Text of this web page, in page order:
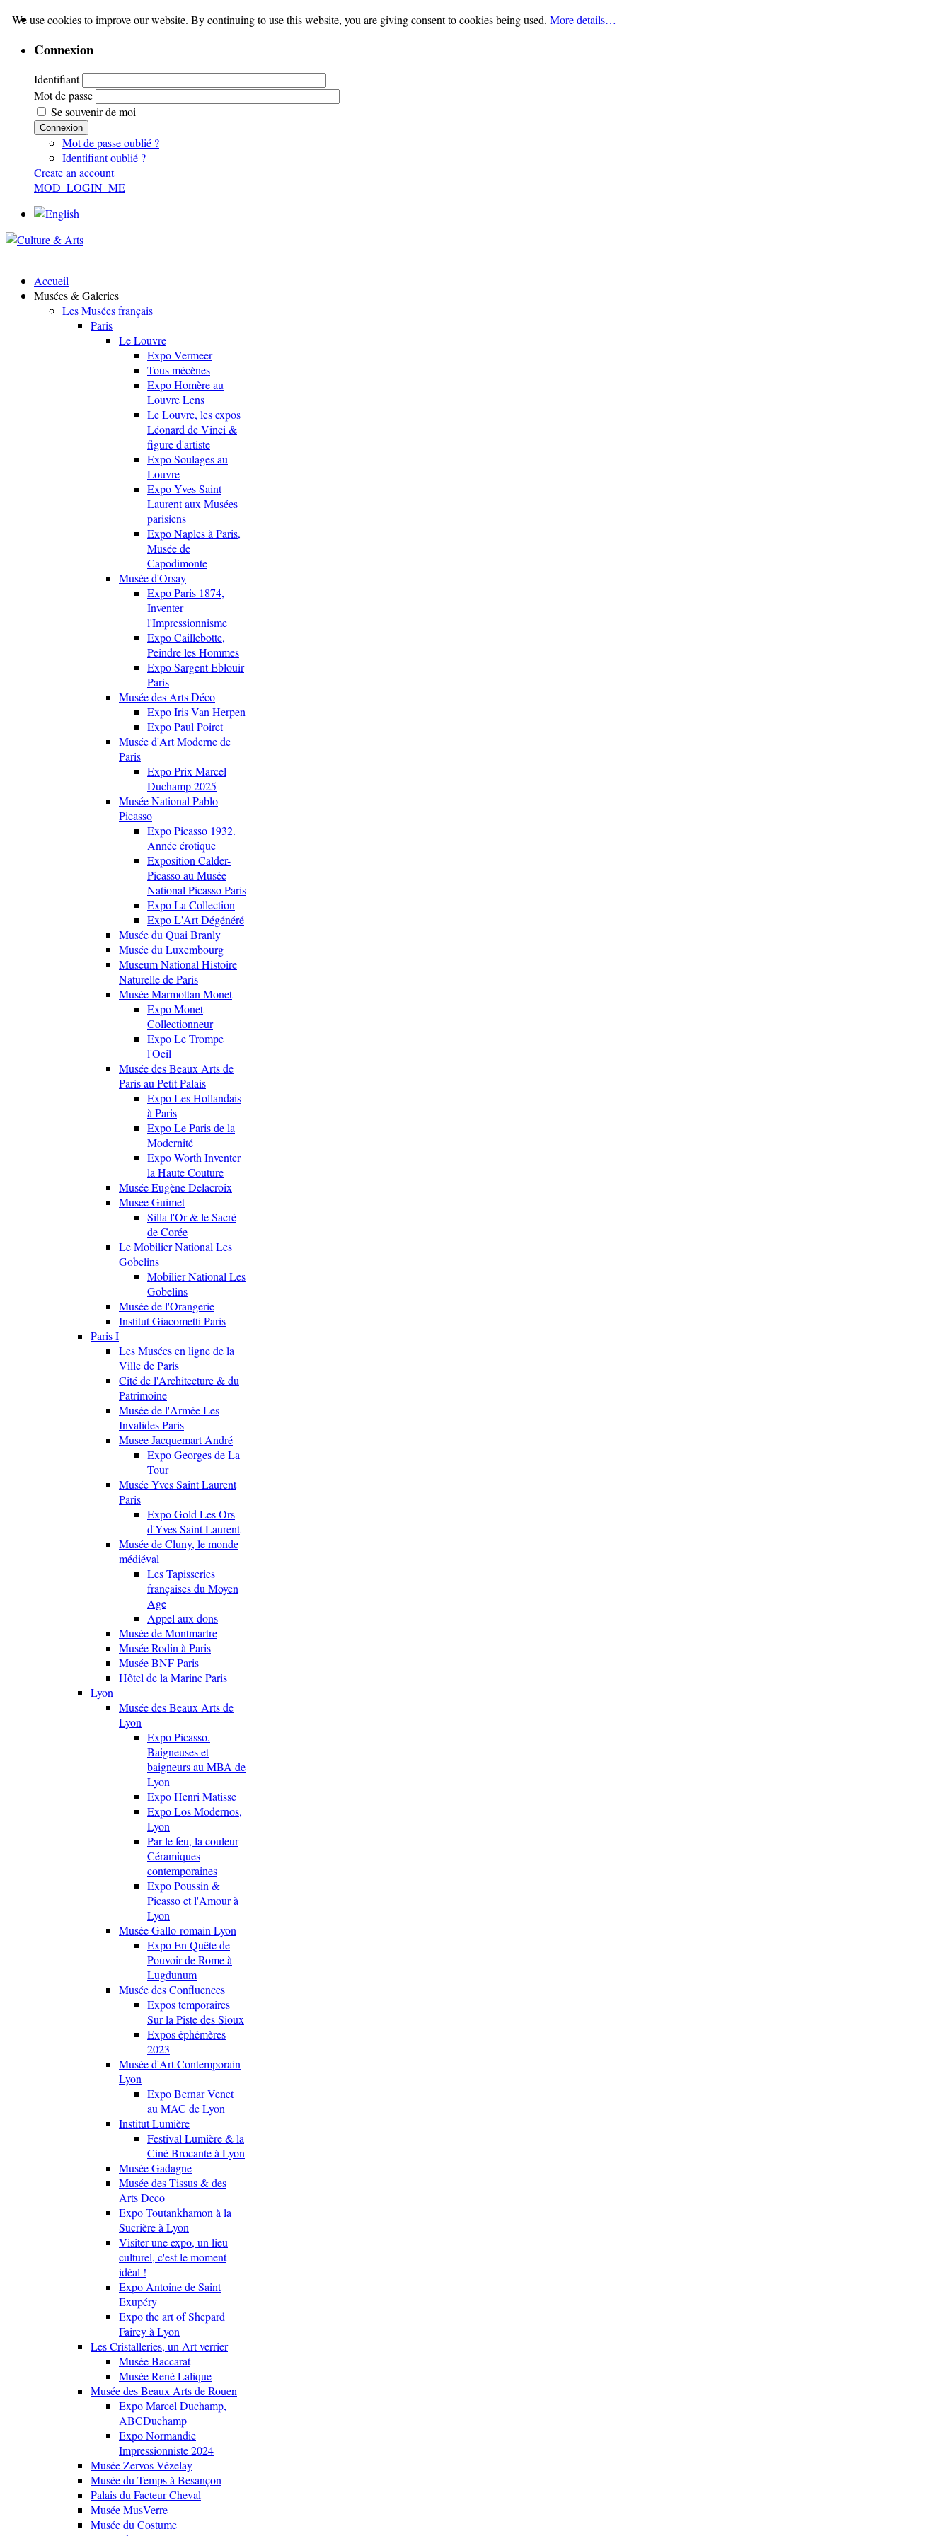
Connexion
Identifiant
Mot de passe
Se souvenir de moi
Connexion
Mot de passe oublié ?
Identifiant oublié ?
Create an account
MOD_LOGIN_ME
Accueil
Musées & Galeries
Les Musées français
Paris
Le Louvre
Expo Vermeer
Tous mécènes
Expo Homère au
Louvre Lens
Le Louvre, les expos
Léonard de Vinci &
figure d'artiste
Expo Soulages au
Louvre
Expo Yves Saint
Laurent aux Musées
parisiens
Expo Naples à Paris,
Musée de
Capodimonte
Musée d'Orsay
Expo Paris 1874,
Inventer
l'Impressionnisme
Expo Caillebotte,
Peindre les Hommes
Expo Sargent Eblouir
Paris
Musée des Arts Déco
Expo Iris Van Herpen
Expo Paul Poiret
Musée d'Art Moderne de
Paris
Expo Prix Marcel
Duchamp 2025
Musée National Pablo
Picasso
Expo Picasso 1932.
Année érotique
Exposition Calder-
Picasso au Musée
National Picasso Paris
Expo La Collection
Expo L'Art Dégénéré
Musée du Quai Branly
Musée du Luxembourg
Museum National Histoire
Naturelle de Paris
Musée Marmottan Monet
Expo Monet
Collectionneur
Expo Le Trompe
l'Oeil
Musée des Beaux Arts de
Paris au Petit Palais
Expo Les Hollandais
à Paris
Expo Le Paris de la
Modernité
Expo Worth Inventer
la Haute Couture
Musée Eugène Delacroix
Musee Guimet
Silla l'Or & le Sacré
de Corée
Le Mobilier National Les
Gobelins
Mobilier National Les
Gobelins
Musée de l'Orangerie
Institut Giacometti Paris
Paris I
Les Musées en ligne de la
Ville de Paris
Cité de l'Architecture & du
Patrimoine
Musée de l'Armée Les
Invalides Paris
Musee Jacquemart André
Expo Georges de La
Tour
Musée Yves Saint Laurent
Paris
Expo Gold Les Ors
d'Yves Saint Laurent
Musée de Cluny, le monde
médiéval
Les Tapisseries
françaises du Moyen
Age
Appel aux dons
Musée de Montmartre
Musée Rodin à Paris
Musée BNF Paris
Hôtel de la Marine Paris
Lyon
Musée des Beaux Arts de
Lyon
Expo Picasso.
Baigneuses et
baigneurs au MBA de
Lyon
Expo Henri Matisse
Expo Los Modernos,
Lyon
Par le feu, la couleur
Céramiques
contemporaines
Expo Poussin &
Picasso et l'Amour à
Lyon
Musée Gallo-romain Lyon
Expo En Quête de
Pouvoir de Rome à
Lugdunum
Musée des Confluences
Expos temporaires
Sur la Piste des Sioux
Expos éphémères
2023
Musée d'Art Contemporain
Lyon
Expo Bernar Venet
au MAC de Lyon
Institut Lumière
Festival Lumière & la
Ciné Brocante à Lyon
Musée Gadagne
Musée des Tissus & des
Arts Deco
Expo Toutankhamon à la
Sucrière à Lyon
Visiter une expo, un lieu
culturel, c'est le moment
idéal !
Expo Antoine de Saint
Exupéry
Expo the art of Shepard
Fairey à Lyon
Les Cristalleries, un Art verrier
Musée Baccarat
Musée René Lalique
Musée des Beaux Arts de Rouen
Expo Marcel Duchamp,
ABCDuchamp
Expo Normandie
Impressionniste 2024
Musée Zervos Vézelay
Musée du Temps à Besançon
Palais du Facteur Cheval
Musée MusVerre
Musée du Costume
We use cookies to improve our website. By continuing to use this website, you are giving consent to cookies being used. More details…